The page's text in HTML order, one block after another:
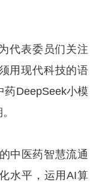
代表委员们关注
用现代科技的语
药DeepSeek小模
中医药智慧流通
水平，运用AI算